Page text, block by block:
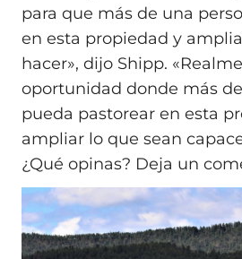
para que más de una
en esta propiedad y
hacer», dijo Shipp.
oportunidad donde más
pueda pastorear en esta
ampliar lo que sean
¿Qué opinas? Deja un